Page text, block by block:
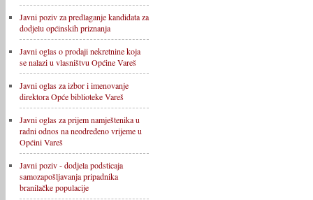
Javni poziv za predlaganje kandidata za
dodjelu općinskih priznanja
Javni oglas o prodaji nekretnine koja
se nalazi u vlasništvu Općine Vareš
Javni oglas za izbor i imenovanje
direktora Opće biblioteke Vareš
Javni oglas za prijem namještenika u
radni odnos na neodređeno vrijeme u
Općini Vareš
Javni poziv - dodjela podsticaja
samozapošljavanja pripadnika
branilačke populacije